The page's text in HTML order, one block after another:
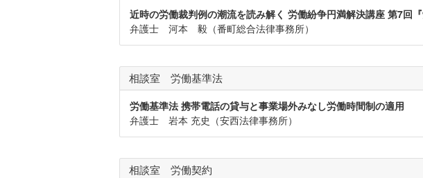
近時の労働裁判例の潮流を読み解く 労働紛争円満解決講座 第7回『
弁護士 河本 毅（番町総合法律事務所）
相談室 労働基準法
労働基準法 携帯電話の貸与と事業場外みなし労働時間制の適用
弁護士 岩本 充史（安西法律事務所）
相談室 労働契約